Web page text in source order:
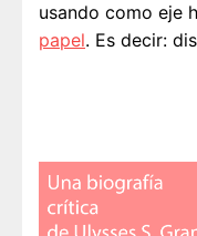
usando como eje
papel. Es decir: